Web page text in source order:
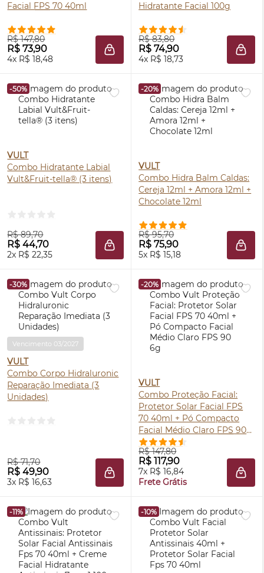
Facial FPS 70 40ml
R$ 147,80
R$ 73,90
4x R$ 18,48 ADICIONAR À SACOLA
Hidratante Facial 100g
R$ 83,80
R$ 74,90
4x R$ 18,73
-50%
VULT
Combo Hidratante Labial
Vult&Fruit-tella® (3 itens)
R$ 89,70
R$ 44,70
2x R$ 22,35 ADICIONAR À SACOLA
-20%
VULT
Combo Hidra Balm Caldas:
Cereja 12ml + Amora 12ml +
Chocolate 12ml
R$ 95,70
R$ 75,90
5x R$ 15,18
-30%
Vencimento 03/2027
VULT
Combo Corpo Hidraluronic
Reparação Imediata (3
Unidades)
R$ 71,70
R$ 49,90
3x R$ 16,63 ADICIONAR À SACOLA
-20%
VULT
Combo Proteção Facial:
Protetor Solar Facial FPS
70 40ml + Pó Compacto
Facial Médio Claro FPS 90
6g
R$ 147,80
R$ 117,90
7x R$ 16,84
Frete Grátis
-11% -10%